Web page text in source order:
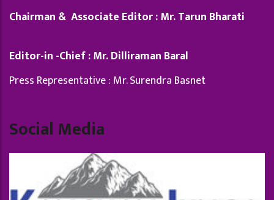
Chairman & Associate Editor : Mr. Tarun Bharati
Editor-in -Chief : Mr. Dilliraman Baral
Press Representative : Mr. Surendra Basnet
Social Media